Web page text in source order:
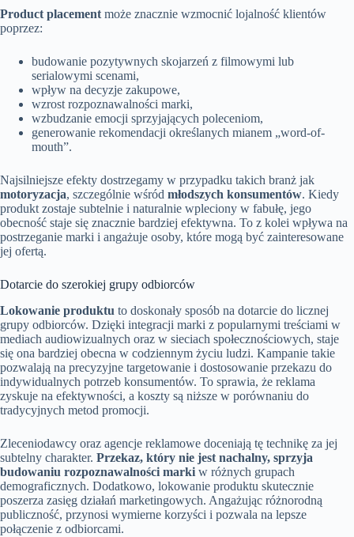
Product placementmoże znacznie wzmocnić lojalność klientów
poprzez:
budowanie pozytywnych skojarzeń z filmowymi lub
serialowymi scenami,
wpływ na decyzje zakupowe,
wzrost rozpoznawalności marki,
wzbudzanie emocji sprzyjających poleceniom,
generowanie rekomendacji określanych mianem „word-of-
mouth”.
Najsilniejsze efekty dostrzegamy w przypadku takich branż jak
motoryzacja, szczególnie wśród młodszych konsumentów. Kiedy
produkt zostaje subtelnie i naturalnie wpleciony w fabułę, jego
obecność staje się znacznie bardziej efektywna. To z kolei wpływa na
postrzeganie marki i angażuje osoby, które mogą być zainteresowane
jej ofertą.
Dotarcie do szerokiej grupy odbiorców
Lokowanie produktu to doskonały sposób na dotarcie do licznej
grupy odbiorców. Dzięki integracji marki z popularnymi treściami w
mediach audiowizualnych oraz w sieciach społecznościowych, staje
się ona bardziej obecna w codziennym życiu ludzi. Kampanie takie
pozwalają na precyzyjne targetowanie i dostosowanie przekazu do
indywidualnych potrzeb konsumentów. To sprawia, że reklama
zyskuje na efektywności, a koszty są niższe w porównaniu do
tradycyjnych metod promocji.
Zleceniodawcy oraz agencje reklamowe doceniają tę technikę za jej
subtelny charakter. Przekaz, który nie jest nachalny, sprzyja
budowaniu rozpoznawalności marki w różnych grupach
demograficznych. Dodatkowo, lokowanie produktu skutecznie
poszerza zasięg działań marketingowych. Angażując różnorodną
publiczność, przynosi wymierne korzyści i pozwala na lepsze
połączenie z odbiorcami.